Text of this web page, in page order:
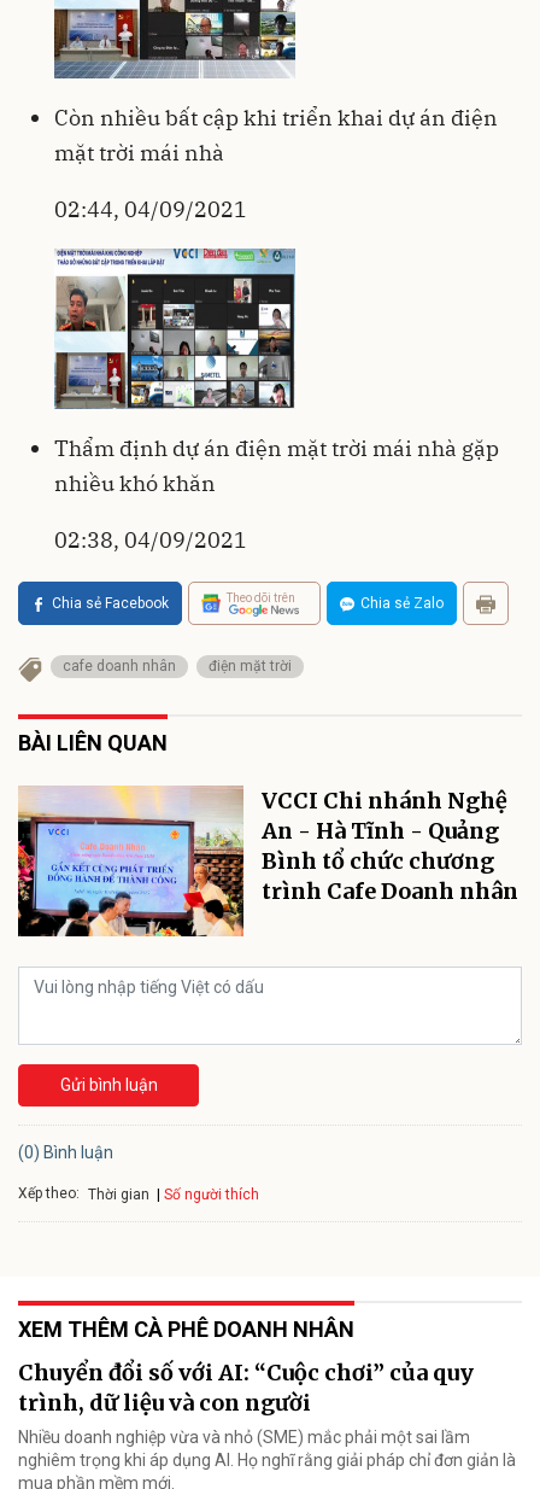
Còn nhiều bất cập khi triển khai dự án điện
mặt trời mái nhà
02:44, 04/09/2021
Thẩm định dự án điện mặt trời mái nhà gặp
nhiều khó khăn
02:38, 04/09/2021
Chia sẻ Facebook Theo dõi trên Chia sẻ Zalo
cafe doanh nhân điện mặt trời
BÀI LIÊN QUAN
VCCI Chi nhánh Nghệ
An - Hà Tĩnh - Quảng
Bình tổ chức chương
trình Cafe Doanh nhân
Gửi bình luận
(0) Bình luận
Xếp theo: Thời gian Số người thích
XEM THÊM CÀ PHÊ DOANH NHÂN
Chuyển đổi số với AI: “Cuộc chơi” của quy
trình, dữ liệu và con người
Nhiều doanh nghiệp vừa và nhỏ (SME) mắc phải một sai lầm
nghiêm trọng khi áp dụng AI. Họ nghĩ rằng giải pháp chỉ đơn giản là
mua phần mềm mới.